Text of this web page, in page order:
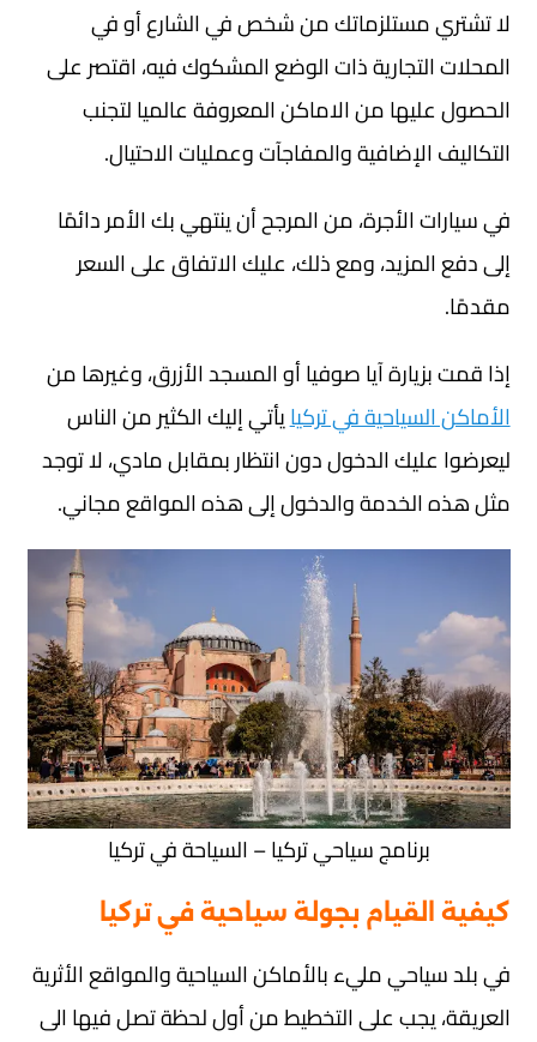
لا تشتري مستلزماتك من شخص في الشارع أو في
المحلات التجارية ذات الوضع المشكوك فيه، اقتصر على
الحصول عليها من الاماكن المعروفة عالميا لتجنب
التكاليف الإضافية والمفاجآت وعمليات الاحتيال.
في سيارات الأجرة، من المرجح أن ينتهي بك الأمر دائمًا
إلى دفع المزيد، ومع ذلك، عليك الاتفاق على السعر
مقدمًا.
إذا قمت بزيارة آيا صوفيا أو المسجد الأزرق، وغيرها من
الأماكن السياحية في تركيايأتي إليك الكثير من الناس
ليعرضوا عليك الدخول دون انتظار بمقابل مادي، لا توجد
مثل هذه الخدمة والدخول إلى هذه المواقع مجاني.
برنامج سياحي تركيا – السياحة في تركيا
كيفية القيام بجولة سياحية في تركيا
في بلد سياحي مليء بالأماكن السياحية والمواقع الأثرية
العريقة، يجب على التخطيط من أول لحظة تصل فيها الى